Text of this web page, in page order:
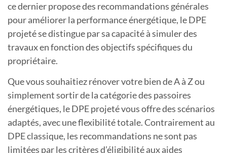
ce dernier propose des recommandations générales
pour améliorer la performance énergétique, le DPE
projeté se distingue par sa capacité à simuler des
travaux en fonction des objectifs spécifiques du
propriétaire.
Que vous souhaitiez rénover votre bien de A à Z ou
simplement sortir de la catégorie des passoires
énergétiques, le DPE projeté vous offre des scénarios
adaptés, avec une flexibilité totale. Contrairement au
DPE classique, les recommandations ne sont pas
limitées par les critères d’éligibilité aux aides